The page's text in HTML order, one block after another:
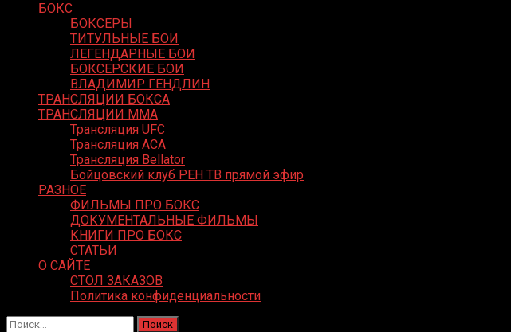
БОКС
БОКСЕРЫ
ТИТУЛЬНЫЕ БОИ
ЛЕГЕНДАРНЫЕ БОИ
БОКСЕРСКИЕ БОИ
ВЛАДИМИР ГЕНДЛИН
ТРАНСЛЯЦИИ БОКСА
ТРАНСЛЯЦИИ MMA
Трансляция UFC
Трансляция ACA
Трансляция Bellator
Бойцовский клуб РЕН ТВ прямой эфир
РАЗНОЕ
ФИЛЬМЫ ПРО БОКС
ДОКУМЕНТАЛЬНЫЕ ФИЛЬМЫ
КНИГИ ПРО БОКС
СТАТЬИ
О САЙТЕ
СТОЛ ЗАКАЗОВ
Политика конфиденциальности
Найти: